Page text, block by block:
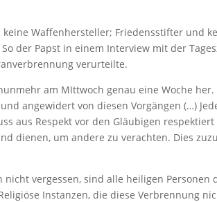
Waffenhersteller; Friedensstifter und
der Papst in einem Interview mit der
verurteilte.
am MIttwoch genau eine Woche her.
angewidert von diesen Vorgängen (…)
aus Respekt vor den Gläubigen
dienen, um andere zu verachten. Dies
vergessen, sind alle heiligen Personen
Instanzen, die diese Verbrennung